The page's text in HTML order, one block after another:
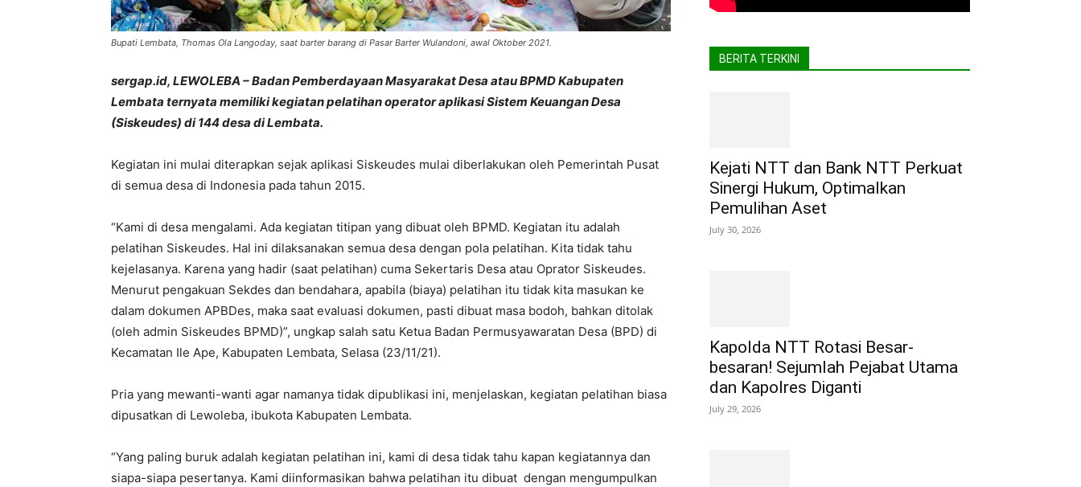
Bupati Lembata, Thomas Ola Langoday, saat barter barang di Pasar Barter Wulandoni, awal Oktober 2021.
sergap.id, LEWOLEBA – Badan Pemberdayaan Masyarakat Desa atau BPMD Kabupaten
Lembata ternyata memiliki kegiatan pelatihan operator aplikasi Sistem Keuangan Desa
(Siskeudes) di 144 desa di Lembata.
Kegiatan ini mulai diterapkan sejak aplikasi Siskeudes mulai diberlakukan oleh Pemerintah Pusat
di semua desa di Indonesia pada tahun 2015.
“Kami di desa mengalami. Ada kegiatan titipan yang dibuat oleh BPMD. Kegiatan itu adalah
pelatihan Siskeudes. Hal ini dilaksanakan semua desa dengan pola pelatihan. Kita tidak tahu
kejelasanya. Karena yang hadir (saat pelatihan) cuma Sekertaris Desa atau Oprator Siskeudes.
Menurut pengakuan Sekdes dan bendahara, apabila (biaya) pelatihan itu tidak kita masukan ke
dalam dokumen APBDes, maka saat evaluasi dokumen, pasti dibuat masa bodoh, bahkan ditolak
(oleh admin Siskeudes BPMD)”, ungkap salah satu Ketua Badan Permusyawaratan Desa (BPD) di
Kecamatan Ile Ape, Kabupaten Lembata, Selasa (23/11/21).
Pria yang mewanti-wanti agar namanya tidak dipublikasi ini, menjelaskan, kegiatan pelatihan biasa
dipusatkan di Lewoleba, ibukota Kabupaten Lembata.
“Yang paling buruk adalah kegiatan pelatihan ini, kami di desa tidak tahu kapan kegiatannya dan
siapa-siapa pesertanya. Kami diinformasikan bahwa pelatihan itu dibuat dengan mengumpulkan
BERITA TERKINI
Kejati NTT dan Bank NTT Perkuat
Sinergi Hukum, Optimalkan
Pemulihan Aset
July 30, 2026
Kapolda NTT Rotasi Besar-
besaran! Sejumlah Pejabat Utama
dan Kapolres Diganti
July 29, 2026